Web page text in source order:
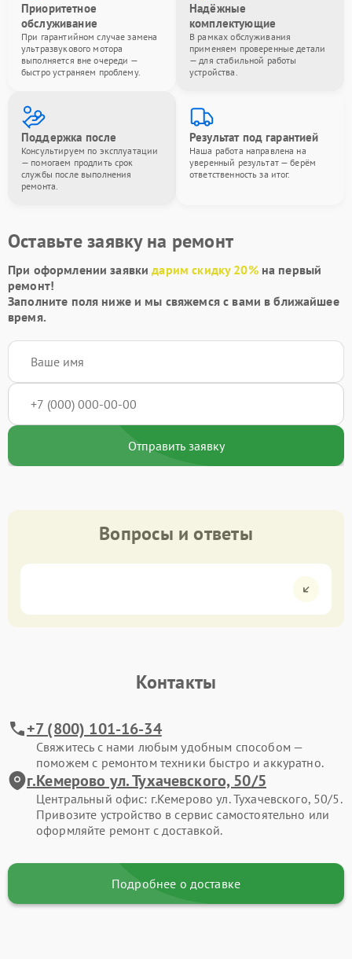
Приоритетное
обслуживание
При гарантийном случае замена
ультразвукового мотора
выполняется вне очереди —
быстро устраняем проблему.
Надёжные
комплектующие
В рамках обслуживания
применяем проверенные детали
— для стабильной работы
устройства.
Поддержка после
Консультируем по эксплуатации
— помогаем продлить срок
службы после выполнения
ремонта.
Результат под гарантией
Наша работа направлена на
уверенный результат — берём
ответственность за итог.
Оставьте заявку на ремонт
При оформлении заявкидарим скидку 20%на первый
ремонт!
Заполните поля ниже и мы свяжемся с вами в ближайшее
время.
Отправить заявку
Вопросы и ответы
Контакты
+7 (800) 101-16-34
Свяжитесь с нами любым удобным способом —
поможем с ремонтом техники быстро и аккуратно.
г.Кемерово ул. Тухачевского, 50/5
Центральный офис: г.Кемерово ул. Тухачевского, 50/5.
Привозите устройство в сервис самостоятельно или
оформляйте ремонт с доставкой.
Подробнее о доставке